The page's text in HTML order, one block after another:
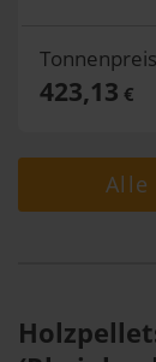
Tonnenpreis
423,13 €
Alle